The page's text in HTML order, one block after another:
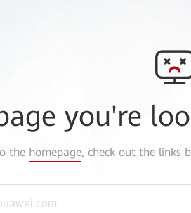
you're
the homepage, check out the links